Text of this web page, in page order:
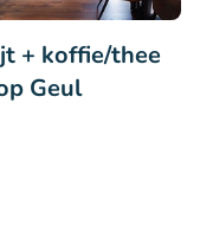
+ koffie/thee
Geul